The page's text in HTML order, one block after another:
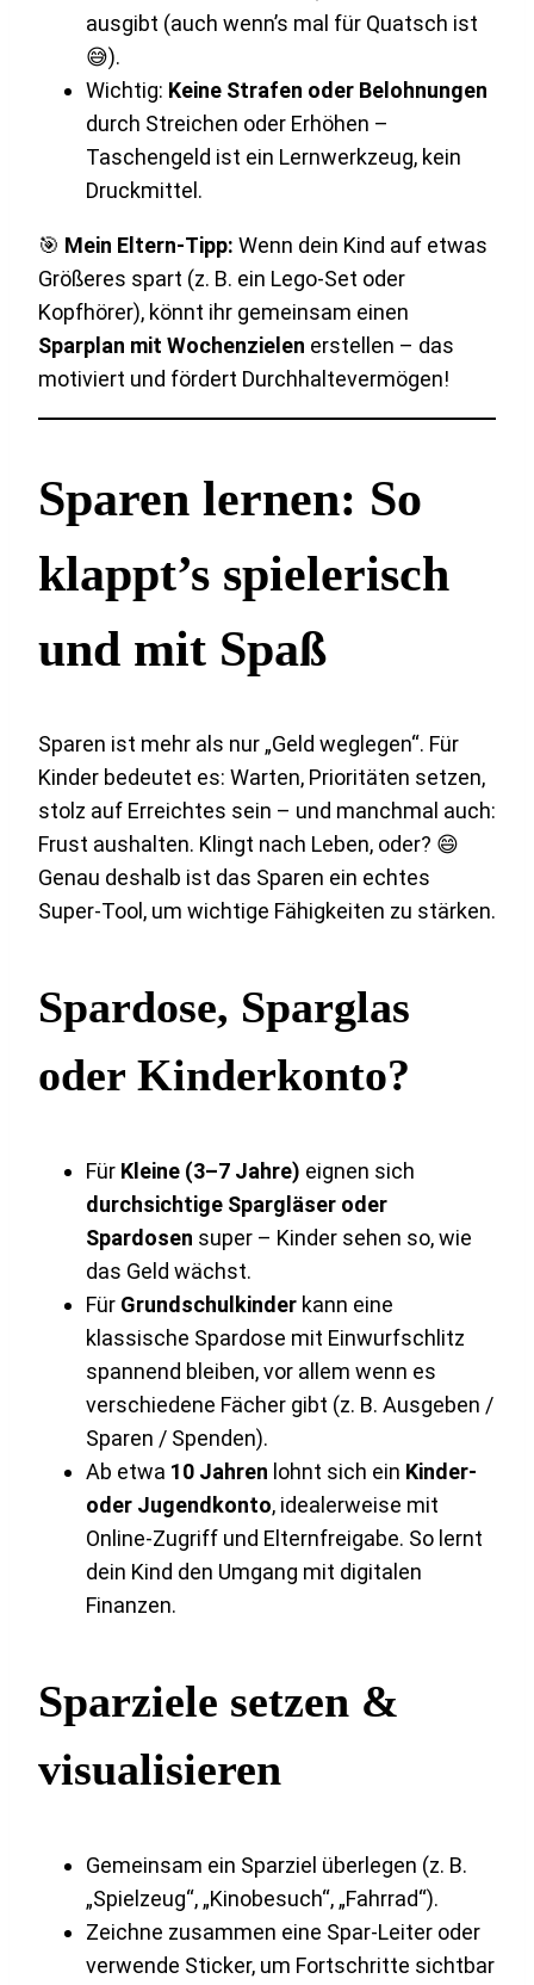
ausgibt (auch wenn’s mal für Quatsch ist
😅).
Wichtig: Keine Strafen oder Belohnungen
durch Streichen oder Erhöhen –
Taschengeld ist ein Lernwerkzeug, kein
Druckmittel.
🎯 Mein Eltern-Tipp: Wenn dein Kind auf etwas
Größeres spart (z. B. ein Lego-Set oder
Kopfhörer), könnt ihr gemeinsam einen
Sparplan mit Wochenzielen erstellen – das
motiviert und fördert Durchhaltevermögen!
Sparen lernen: So
klappt’s spielerisch
und mit Spaß
Sparen ist mehr als nur „Geld weglegen“. Für
Kinder bedeutet es: Warten, Prioritäten setzen,
stolz auf Erreichtes sein – und manchmal auch:
Frust aushalten. Klingt nach Leben, oder? 😄
Genau deshalb ist das Sparen ein echtes
Super-Tool, um wichtige Fähigkeiten zu stärken.
Spardose, Sparglas
oder Kinderkonto?
Für Kleine (3–7 Jahre) eignen sich
durchsichtige Spargläser oder
Spardosen super – Kinder sehen so, wie
das Geld wächst.
Für Grundschulkinder kann eine
klassische Spardose mit Einwurfschlitz
spannend bleiben, vor allem wenn es
verschiedene Fächer gibt (z. B. Ausgeben /
Sparen / Spenden).
Ab etwa 10 Jahren lohnt sich ein Kinder-
oder Jugendkonto, idealerweise mit
Online-Zugriff und Elternfreigabe. So lernt
dein Kind den Umgang mit digitalen
Finanzen.
Sparziele setzen &
visualisieren
Gemeinsam ein Sparziel überlegen (z. B.
„Spielzeug“, „Kinobesuch“, „Fahrrad“).
Zeichne zusammen eine Spar-Leiter oder
verwende Sticker, um Fortschritte sichtbar